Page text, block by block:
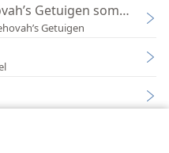
Getuigen sommige
Getuigen
van Jehovah’s koninkrijk 2005